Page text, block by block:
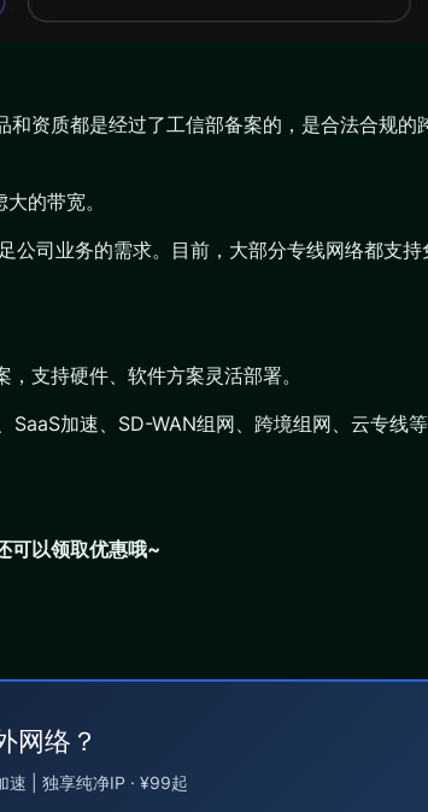
资质都是经过了工信部备案的，是合法合规
的带宽。
司业务的需求。目前，大部分专线网络都支持
支持硬件、软件方案灵活部署。
加速、SD-WAN组网、跨境组网、云专线
可以领取优惠哦~
网络？
速 | 独享纯净IP · ¥99起